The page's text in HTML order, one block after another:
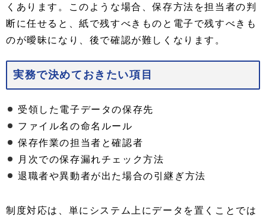
くあります。このような場合、保存方法を担当者の判
断に任せると、紙で残すべきものと電子で残すべきも
のが曖昧になり、後で確認が難しくなります。
実務で決めておきたい項目
受領した電子データの保存先
ファイル名の命名ルール
保存作業の担当者と確認者
月次での保存漏れチェック方法
退職者や異動者が出た場合の引継ぎ方法
制度対応は、単にシステム上にデータを置くことでは